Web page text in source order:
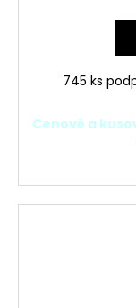
745 ks
Cenově a